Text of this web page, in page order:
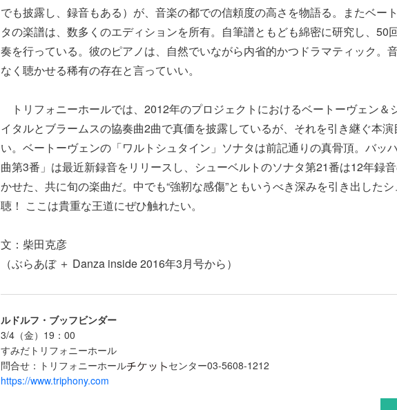
でも披露し、録音もある）が、音楽の都での信頼度の高さを物語る。またベー
タの楽譜は、数多くのエディションを所有。自筆譜ともども綿密に研究し、50
奏を行っている。彼のピアノは、自然でいながら内省的かつドラマティック。
なく聴かせる稀有の存在と言っていい。
トリフォニーホールでは、2012年のプロジェクトにおけるベートーヴェン＆
イタルとブラームスの協奏曲2曲で真価を披露しているが、それを引き継ぐ本
い。ベートーヴェンの「ワルトシュタイン」ソナタは前記通りの真骨頂。バッ
曲第3番」は最近新録音をリリースし、シューベルトのソナタ第21番は12年録
かせた、共に旬の楽曲だ。中でも“強靭な感傷”ともいうべき深みを引き出した
聴！ ここは貴重な王道にぜひ触れたい。
文：柴田克彦
（ぶらあぼ ＋ Danza inside 2016年3月号から）
ルドルフ・ブッフビンダー
3/4（金）19：00
すみだトリフォニーホール
問合せ：トリフォニーホール
センター03-5608-1212
https://www.triphony.com